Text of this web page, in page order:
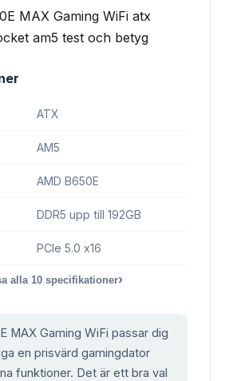
ATX
AM5
AMD B650E
DDR5 upp till 192GB
PCIe 5.0 x16
alla 10 specifikationer›
MAX Gaming WiFi passar dig
en prisvärd gamingdator
funktioner. Det är ett bra val